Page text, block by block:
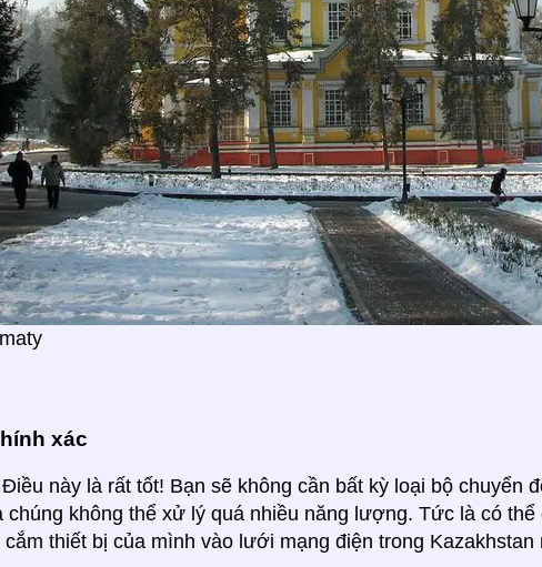
xác
này là rất tốt! Bạn sẽ không cần bất kỳ loại bộ chuyển
chúng không thể xử lý quá nhiều năng lượng. Tức là có
cắm thiết bị của mình vào lưới mạng điện trong